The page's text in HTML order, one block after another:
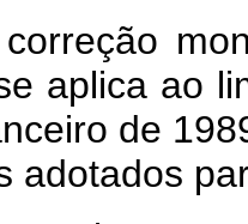
aplica ao
de
adotados